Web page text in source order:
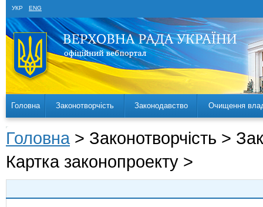
УКР ENG
Головна Законотворчість Законодавство Очищення
Головна > Законотворчість >
Картка законопроекту >